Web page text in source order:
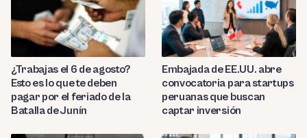
¿Trabajas el 6 de agosto?
Esto es lo que te deben
pagar por el feriado de la
Batalla de Junín
Embajada de EE.UU. abre
convocatoria para startups
peruanas que buscan
captar inversión